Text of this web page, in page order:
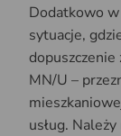
Dodatkowo
sytuacje,
MN/U –
usług.